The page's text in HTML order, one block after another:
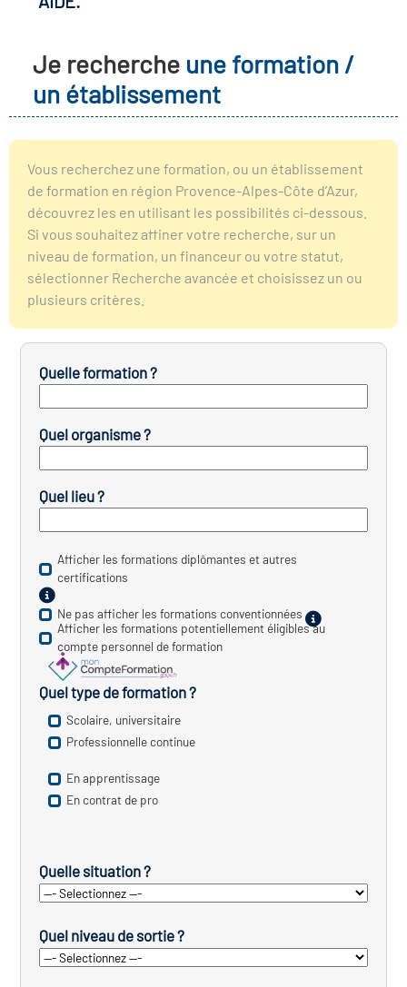
les métiers
clés métiers et
lieu d'information ou
Solidaire (ESS)
du secteur sanitaire
de l'Industrie
emploi-formation
des transitions
de construction)
des secteurs(en
construction)
Je recherche une formation /
un établissement
Vous recherchez une formation, ou un établissement
de formation en région Provence-Alpes-Côte d’Azur,
découvrez les en utilisant les possibilités ci-dessous.
Si vous souhaitez affiner votre recherche, sur un
niveau de formation, un financeur ou votre statut,
sélectionner Recherche avancée et choisissez un ou
plusieurs critères.
Quelle formation ?
Quel organisme ?
Quel lieu ?
Afficher les formations diplômantes et autres
certifications
Ne pas afficher les formations conventionnées
Afficher les formations potentiellement éligibles au
compte personnel de formation
Quel type de formation ?
Scolaire, universitaire
Professionnelle continue
En apprentissage
En contrat de pro
Quelle situation ?
Quel niveau de sortie ?